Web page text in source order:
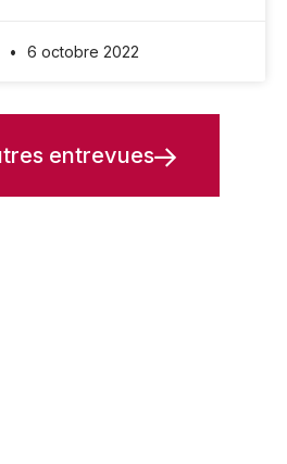
6 octobre 2022
entrevues